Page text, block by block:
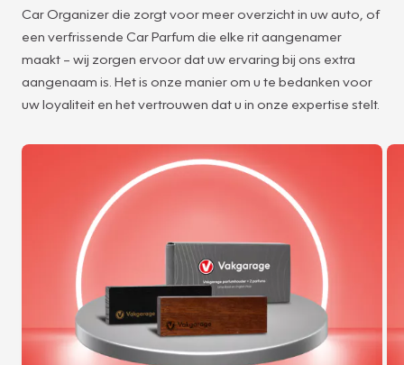
Car Organizer die zorgt voor meer overzicht in uw auto, of
een verfrissende Car Parfum die elke rit aangenamer
maakt – wij zorgen ervoor dat uw ervaring bij ons extra
aangenaam is. Het is onze manier om u te bedanken voor
uw loyaliteit en het vertrouwen dat u in onze expertise stelt.